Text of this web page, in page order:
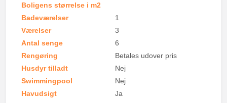
Boligens størrelse i m2
Badeværelser
1
Værelser
3
Antal senge
6
Rengøring
Betales udover pris
Husdyr tilladt
Nej
Swimmingpool
Nej
Havudsigt
Ja